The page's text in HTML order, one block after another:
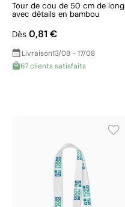
Tour de cou de 50 cm de long
avec détails en bambou
Dès 0,81 €
Livraison13/08 - 17/08
67 clients satisfaits